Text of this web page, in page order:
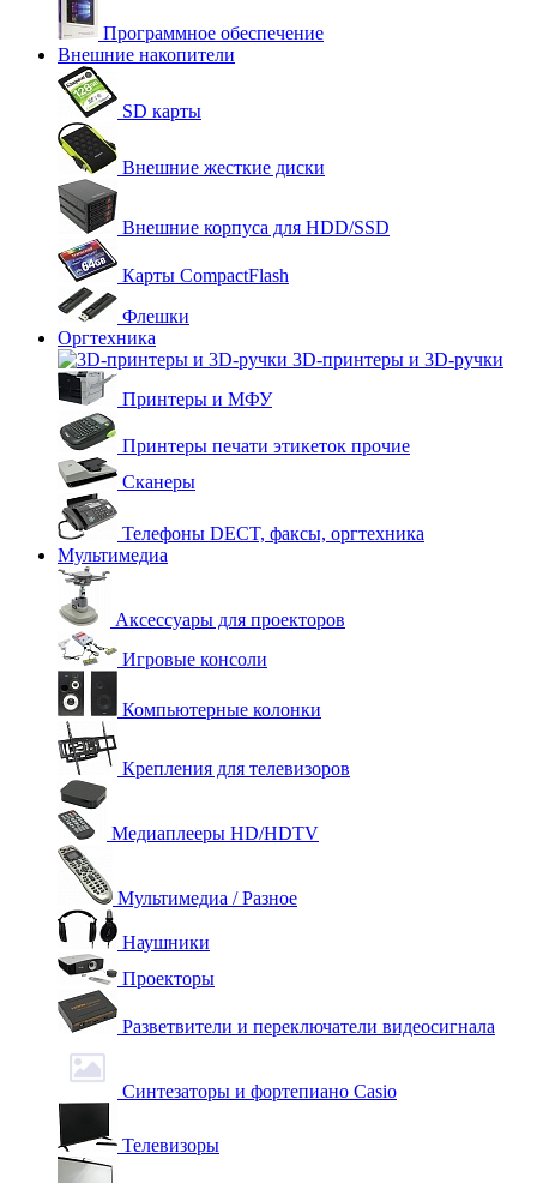
Программное обеспечение
Внешние накопители
SD карты
Внешние жесткие диски
Внешние корпуса для HDD/SSD
Карты CompactFlash
Флешки
Оргтехника
3D-принтеры и 3D-ручки
Принтеры и МФУ
Принтеры печати этикеток прочие
Сканеры
Телефоны DECT, факсы, оргтехника
Мультимедиа
Аксессуары для проекторов
Игровые консоли
Компьютерные колонки
Крепления для телевизоров
Медиаплееры HD/HDTV
Мультимедиа / Разное
Наушники
Проекторы
Разветвители и переключатели видеосигнала
Синтезаторы и фортепиано Casio
Телевизоры